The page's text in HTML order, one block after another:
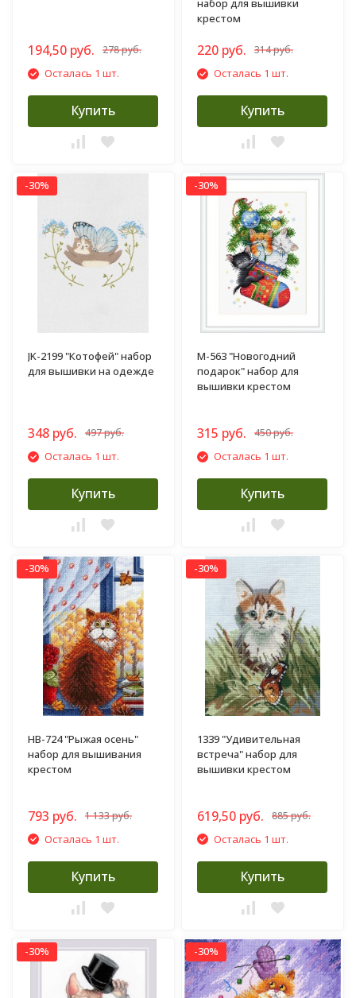
194,50 руб. 278 руб.
Осталась 1 шт.
Купить
набор для вышивки
крестом
220 руб. 314 руб.
Осталась 1 шт.
Купить
-30%
JK-2199 "Котофей" набор
для вышивки на одежде
348 руб. 497 руб.
Осталась 1 шт.
Купить
-30%
M-563 "Новогодний
подарок" набор для
вышивки крестом
315 руб. 450 руб.
Осталась 1 шт.
Купить
-30%
НВ-724 "Рыжая осень"
набор для вышивания
крестом
793 руб. 1 133 руб.
Осталась 1 шт.
Купить
-30%
1339 "Удивительная
встреча" набор для
вышивки крестом
619,50 руб. 885 руб.
Осталась 1 шт.
Купить
-30% -30%